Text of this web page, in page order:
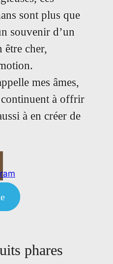
sont plus que
souvenir d’un
être cher,
mes âmes,
continuent à offrir
à en créer de
phares